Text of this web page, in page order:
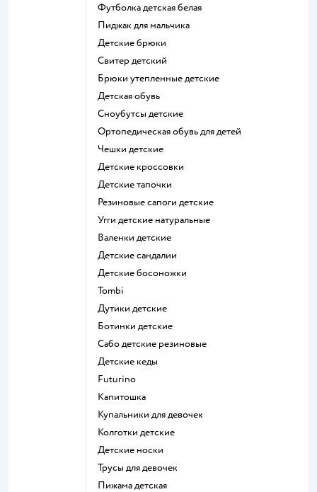
Футболка детская белая
Пиджак для мальчика
Детские брюки
Свитер детский
Брюки утепленные детские
Детская обувь
Сноубутсы детские
Ортопедическая обувь для детей
Чешки детские
Детские кроссовки
Детские тапочки
Резиновые сапоги детские
Угги детские натуральные
Валенки детские
Детские сандалии
Детские босоножки
Tombi
Дутики детские
Ботинки детские
Сабо детские резиновые
Детские кеды
Futurino
Капитошка
Купальники для девочек
Колготки детские
Детские носки
Трусы для девочек
Пижама детская